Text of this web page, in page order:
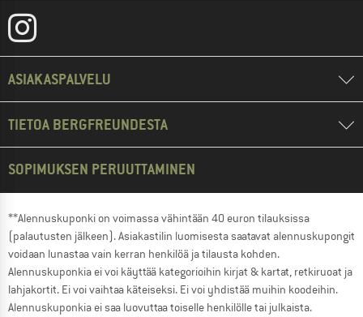
ASIAKASPALVELU
TIETOA BERGFREUNDESTA
SOPIMUKSEN PERUUTTAMINEN
**Alennuskuponki on voimassa vähintään 40 euron tilauksissa
(palautusten jälkeen). Asiakastilin luomisesta saatavat alennuskupongit
voidaan lunastaa vain kerran henkilöä ja tilausta kohden.
Alennuskuponkia ei voi käyttää kategorioihin kirjat & kartat, retkiruoat ja
lahjakortit. Ei voi vaihtaa käteiseksi. Ei voi yhdistää muihin koodeihin.
Alennuskuponkia ei saa luovuttaa toiselle henkilölle tai julkaista.